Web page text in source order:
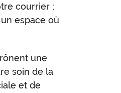
courrier ;
espace où
une
soin de la
et de